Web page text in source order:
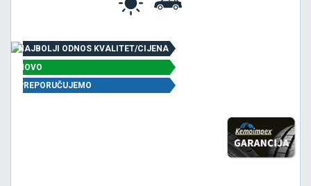
NAJBOLJI ODNOS KVALITET/CIJENA
NOVO
PREPORUČUJEMO